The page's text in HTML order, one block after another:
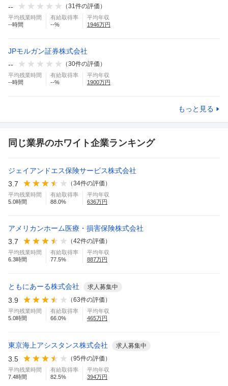
--
（31件の評価）
平均残業時間
--時間
有給取得率
--%
平均年収
1946万円
JPモルガン証券株式会社
--
（30件の評価）
平均残業時間
--時間
有給取得率
--%
平均年収
1900万円
もっと見る
同じ業界のホワイト企業ランキング
ジェイアンドエス保険サービス株式会社
3.7
（34件の評価）
平均残業時間
5.0時間
有給取得率
88.0%
平均年収
636万円
アメリカンホーム医療・損害保険株式会社
3.7
（42件の評価）
平均残業時間
6.3時間
有給取得率
77.5%
平均年収
887万円
ともにあーる株式会社 求人募集中
3.9 （63件の評価）
平均残業時間
5.0時間
有給取得率
66.0%
平均年収
465万円
東京海上アシスタンス株式会社 求人募集中
3.5 （95件の評価）
平均残業時間
7.4時間
有給取得率
82.5%
平均年収
394万円